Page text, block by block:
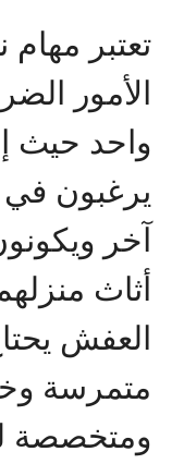
تعتبر
الأمور
واحد حيث
يرغبون في
آخر
أثاث
العفش
متمرسة
ومتخصصة